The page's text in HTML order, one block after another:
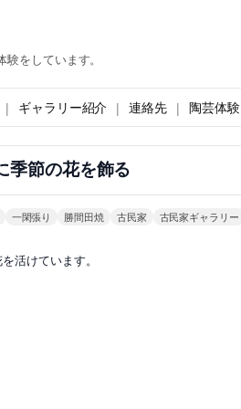
をしています。
ギャラリー紹介 連絡先 陶芸体験
季節の花を飾る
一閑張り 勝間田焼 古民家 古民家ギャラリー
活けています。